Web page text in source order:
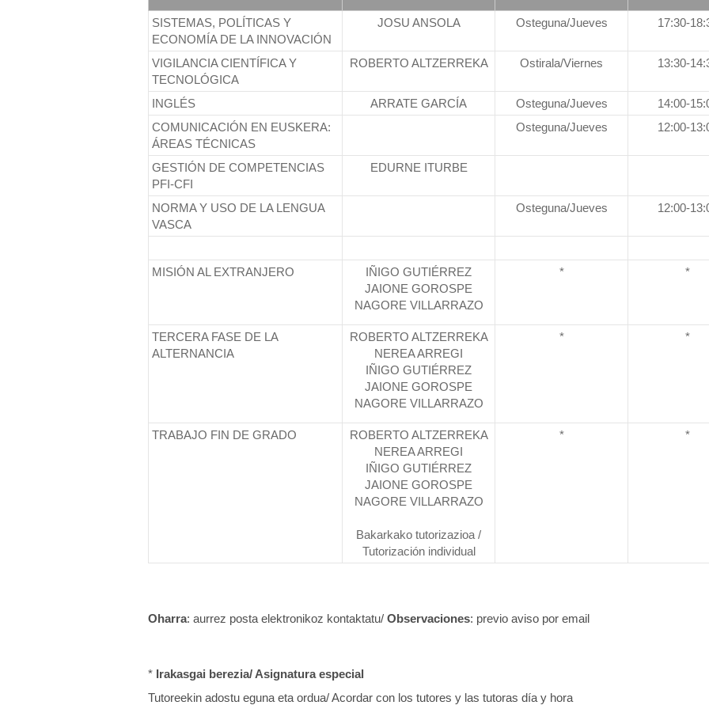
SISTEMAS, POLÍTICAS Y
ECONOMÍA DE LA INNOVACIÓN
JOSU ANSOLA Osteguna/Jueves 17:30-
VIGILANCIA CIENTÍFICA Y
TECNOLÓGICA
ROBERTO ALTZERREKA Ostirala/Viernes 13:30-
INGLÉS ARRATE GARCÍA Osteguna/Jueves
14:00-
COMUNICACIÓN EN EUSKERA:
ÁREAS TÉCNICAS
Osteguna/Jueves 12:00-
GESTIÓN DE COMPETENCIAS
PFI-CFI
EDURNE ITURBE
NORMA Y USO DE LA LENGUA
VASCA
Osteguna/Jueves 12:00-
MISIÓN AL EXTRANJERO
IÑIGO GUTIÉRREZ
JAIONE GOROSPE
NAGORE VILLARRAZO
* *
TERCERA FASE DE LA
ALTERNANCIA
ROBERTO ALTZERREKA
NEREA ARREGI
IÑIGO GUTIÉRREZ
JAIONE GOROSPE
NAGORE VILLARRAZO
* *
TRABAJO FIN DE GRADO
ROBERTO ALTZERREKA
NEREA ARREGI
IÑIGO GUTIÉRREZ
JAIONE GOROSPE
NAGORE VILLARRAZO
Bakarkako tutorizazioa /
Tutorización individual
* *
Oharra: aurrez posta elektronikoz kontaktatu/ Observaciones: previo aviso por email
* Irakasgai berezia/ Asignatura especial
Tutoreekin adostu eguna eta ordua/ Acordar con los tutores y las tutoras día y hora